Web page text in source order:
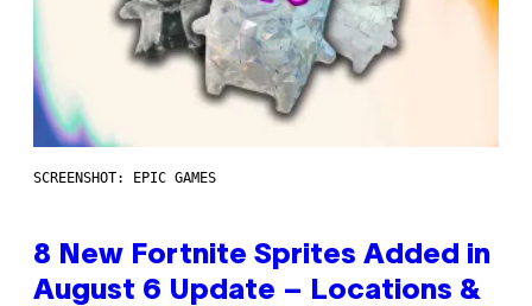
SCREENSHOT: EPIC GAMES
8 New Fortnite Sprites Added in
August 6 Update – Locations &